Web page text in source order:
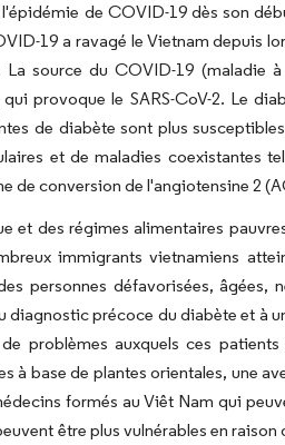
de COVID-19 dès son
19 a ravagé le Vietnam depuis
source du COVID-19 (maladie
provoque le SARS-CoV-2. Le
de diabète sont plus
et de maladies coexistantes
conversion de l'angiotensine 2
et des régimes alimentaires
immigrants vietnamiens
personnes défavorisées, âgées,
précoce du diabète et à
problèmes auxquels ces
à base de plantes orientales, une
formés au Viêt Nam qui
être plus vulnérables en